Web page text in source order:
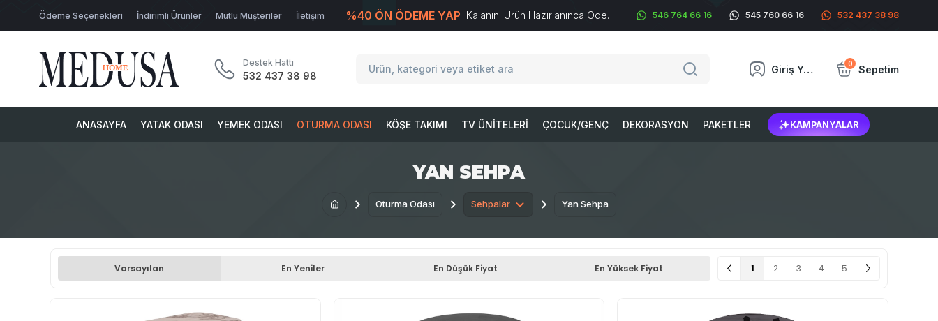
Ödeme Seçenekleri İndirimli Ürünler Mutlu Müşteriler İletişim %40 ÖN ÖDEME YAP Kalanını Ürün Hazırlanınca Öde. 546 764 66 16 545 760 66 16 532 437 38 98
Destek Hattı
532 437 38 98
Giriş Yap 0 Sepetim
ANASAYFA YATAK ODASI YEMEK ODASI OTURMA ODASI KÖŞE TAKIMI TV ÜNITELERI ÇOCUK/GENÇ DEKORASYON PAKETLER KAMPANYALAR
YAN SEHPA
Oturma Odası Sehpalar Yan Sehpa
Varsayılan En Yeniler En Düşük Fiyat En Yüksek Fiyat 1 2 3 4 5
T-Soft E-TicaretSistemleriyle Hazırlanmıştır.